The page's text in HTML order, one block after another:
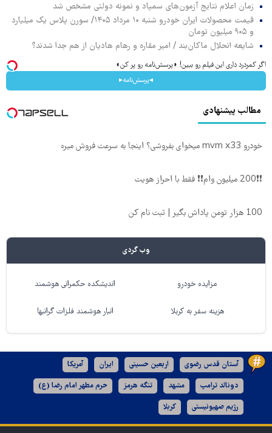
زمان اعلام نتایج آزمون‌های سمپاد و نمونه دولتی مشخص شد
قیمت محصولات ایران خودرو شنبه ۱۰ مرداد ۱۴۰۵/ سورن پلاس یک میلیارد
و ۹۰۵ میلیون تومان
شایعه انحلال ماکان‌بند / امیر مقاره و رهام هادیان از هم جدا شدند؟
اگر کمردرد داری این فیلم رو ببین! ◗پرسش‌نامه رو پر کن◖
◂پرسش‌نامه▸
مطالب پیشنهادی
خودرو mvm x33 میخوای بفروشی؟ اینجا به سرعت فروش میره
❗❗200 میلیون وام❗❗ فقط با احراز هویت
100 هزار تومن پاداش بگیر | ثبت نام کن
وب گردی
مزایده خودرو اندیشکده حکمرانی هوشمند
هزینه سفر به کربلا انبار هوشمند فلزات گرانبها
آستان قدس رضوی اربعین حسینی ایران آمریکا
دونالد ترامپ مشهد تنگه هرمز حرم مطهر امام رضا (ع)
رژیم صهیونیستی کربلا